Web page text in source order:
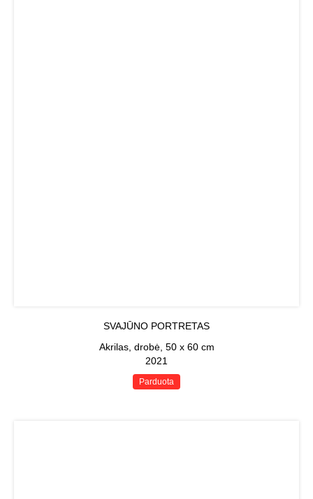
SVAJŪNO PORTRETAS
Akrilas, drobė, 50 x 60 cm
2021
Parduota